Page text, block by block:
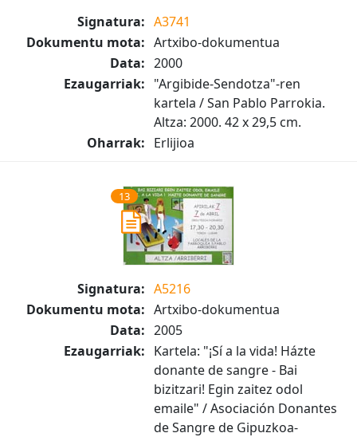
Signatura: A3741
Dokumentu mota: Artxibo-dokumentua
Data: 2000
Ezaugarriak: "Argibide-Sendotza"-ren
kartela / San Pablo Parrokia.
Altza: 2000. 42 x 29,5 cm.
Oharrak: Erlijioa
13
Signatura: A5216
Dokumentu mota: Artxibo-dokumentua
Data: 2005
Ezaugarriak: Kartela: "¡Sí a la vida! Házte
donante de sangre - Bai
bizitzari! Egin zaitez odol
emaile" / Asociación Donantes
de Sangre de Gipuzkoa-